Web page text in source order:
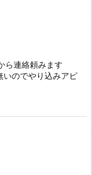
ら連絡頼みます
いのでやり込みアピ